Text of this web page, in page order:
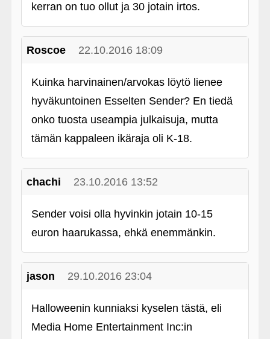
kerran on tuo ollut ja 30 jotain irtos.
Roscoe 22.10.2016 18:09
Kuinka harvinainen/arvokas löytö lienee
hyväkuntoinen Esselten Sender? En tiedä
onko tuosta useampia julkaisuja, mutta
tämän kappaleen ikäraja oli K-18.
chachi 23.10.2016 13:52
Sender voisi olla hyvinkin jotain 10-15
euron haarukassa, ehkä enemmänkin.
jason 29.10.2016 23:04
Halloweenin kunniaksi kyselen tästä, eli
Media Home Entertainment Inc:in